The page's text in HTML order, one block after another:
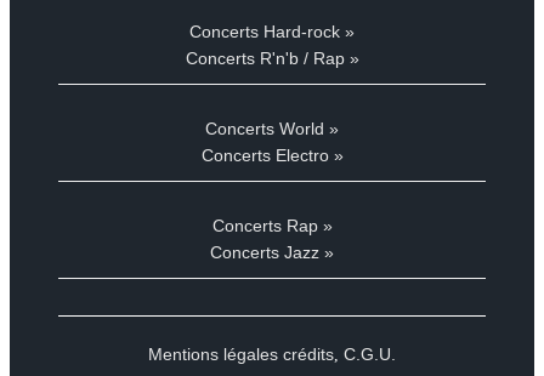
Concerts Hard-rock »
Concerts R'n'b / Rap »
Concerts World »
Concerts Electro »
Concerts Rap »
Concerts Jazz »
Mentions légales crédits C.G.U.